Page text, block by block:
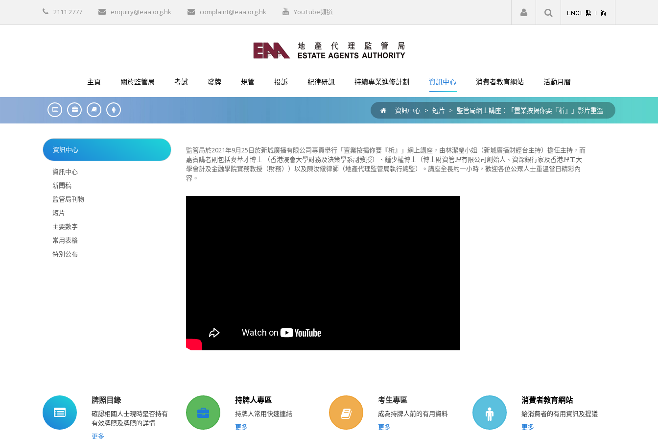
2111 2777 enquiry@eaa.org.hk complaint@eaa.org.hk YouTube頻道 註冊 登入
主頁 關於監管局 考試 發牌 規管 投訴 紀律研訊 持續專業進修計劃 資訊中心 消費者教育網站 活動月曆
資訊中心 > 短片 > 監管局網上講座：「置業按揭你要『析』」影片重溫
資訊中心
資訊中心
新聞稿
監管局刊物
短片
主要數字
常用表格
特別公布
監管局於2021年9月25日於新城廣播有限公司專頁舉行「置業按揭你要『析』」網上講座，由林潔瑩小姐（新城廣播財經台主持）擔任主持，而
嘉賓講者則包括麥萃才博士 （香港浸會大學財務及決策學系副教授）、鍾少權博士（博士財資管理有限公司創始人、資深銀行家及香港理工大
學會計及金融學院實務教授（財務））以及陳汝儆律師（地產代理監管局執行總監）。講座全長約一小時，歡迎各位公眾人士重溫當日精彩內
容。
牌照目錄
確認相關人士現時是否持有
有效牌照及牌照的詳情
更多
持牌人專區
持牌人常用快速連結
更多
考生專區
成為持牌人前的有用資料
更多
消費者教育網站
給消費者的有用資訊及提議
更多